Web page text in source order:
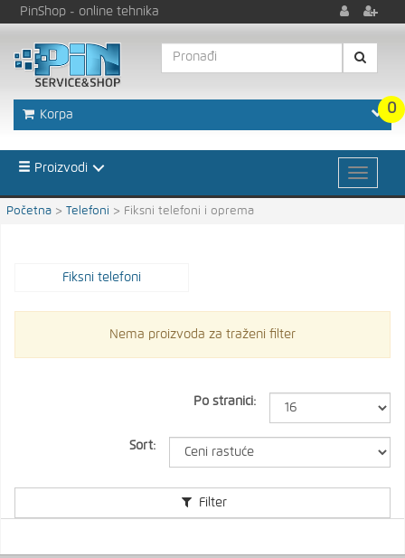
PinShop - online tehnika
0
Korpa
Proizvodi
Početna > Telefoni > Fiksni telefoni i oprema
Fiksni telefoni
Nema proizvoda za traženi filter
Po stranici:
Sort:
Filter